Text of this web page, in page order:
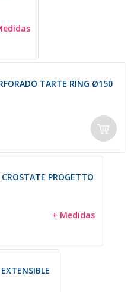
TARTE RING Ø150
PROGETTO
+ Medidas